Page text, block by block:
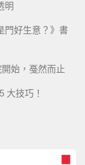
明
門好生意？》書
始，戞然而止
大技巧！